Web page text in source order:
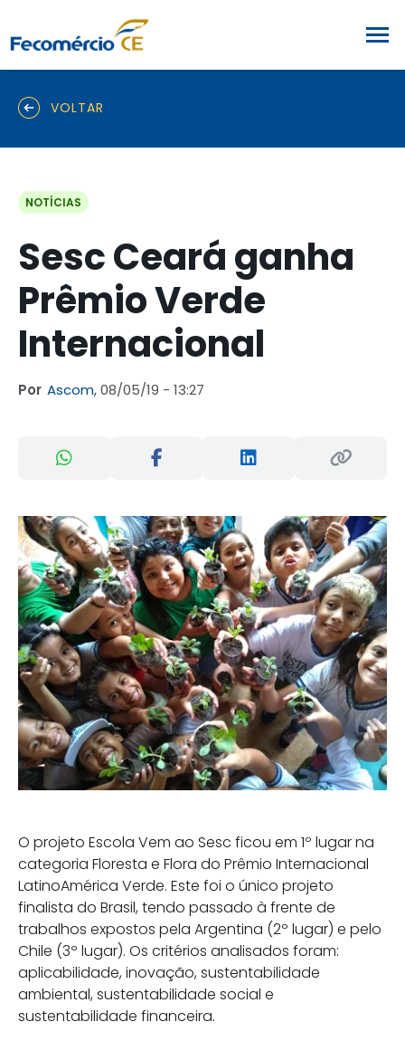
VOLTAR
NOTÍCIAS
Sesc Ceará ganha
Prêmio Verde
Internacional
Por Ascom,08/05/19 - 13:27
O projeto Escola Vem ao Sesc ficou em 1º lugar na
categoria Floresta e Flora do Prêmio Internacional
LatinoAmérica Verde. Este foi o único projeto
finalista do Brasil, tendo passado à frente de
trabalhos expostos pela Argentina (2º lugar) e pelo
Chile (3º lugar). Os critérios analisados foram:
aplicabilidade, inovação, sustentabilidade
ambiental, sustentabilidade social e
sustentabilidade financeira.